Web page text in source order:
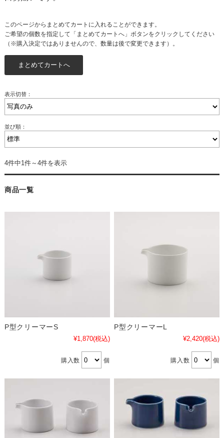
このページからまとめてカートに入れることができます。
ご希望の個数を指定して「まとめてカートへ」ボタンをクリックしてください
（※購入決定ではありませんので、数量は後で変更できます）。
表示切替：
並び順：
4件中1件～4件を表示
商品一覧
P型クリーマーS
¥1,870(税込)
購入数 個
P型クリーマーL
¥2,420(税込)
購入数 個